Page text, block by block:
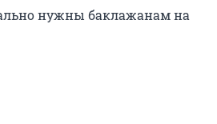
нужны баклажанам на